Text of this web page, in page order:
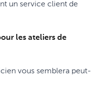
un service client de
les ateliers de
vous semblera peut-